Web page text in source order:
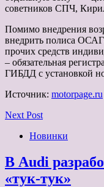
советников СПЧ,
Помимо внедрения
внедрить полиса
прочих средств
– обязательная
ГИБДД с установкой
Источник: motorpage.ru
Next Post
Новинки
В Audi
«тук-тук»